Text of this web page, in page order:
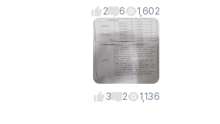
2 6 1,602
3 2 1,136